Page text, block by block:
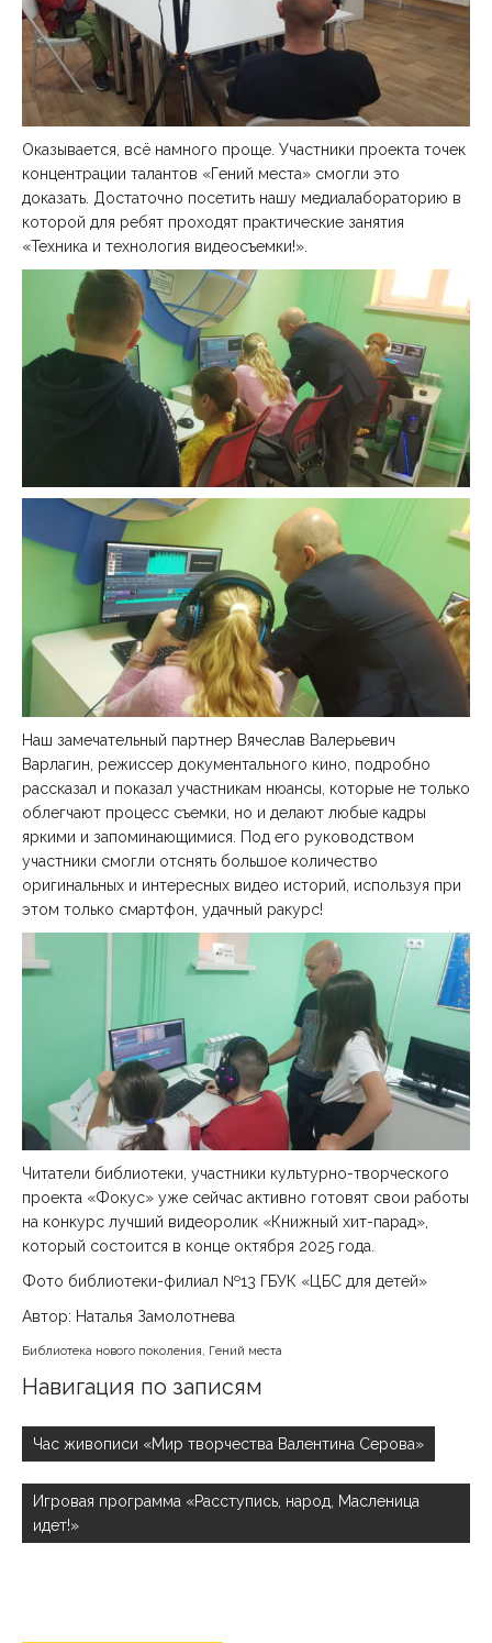
Оказывается, всё намного проще. Участники проекта точек
концентрации талантов «Гений места» смогли это
доказать. Достаточно посетить нашу медиалабораторию в
которой для ребят проходят практические занятия
«Техника и технология видеосъемки!».
Наш замечательный партнер Вячеслав Валерьевич
Варлагин, режиссер документального кино, подробно
рассказал и показал участникам нюансы, которые не только
облегчают процесс съемки, но и делают любые кадры
яркими и запоминающимися. Под его руководством
участники смогли отснять большое количество
оригинальных и интересных видео историй, используя при
этом только смартфон, удачный ракурс!
Читатели библиотеки, участники культурно-творческого
проекта «Фокус» уже сейчас активно готовят свои работы
на конкурс лучший видеоролик «Книжный хит-парад»,
который состоится в конце октября 2025 года.
Фото библиотеки-филиал №13 ГБУК «ЦБС для детей»
Автор: Наталья Замолотнева
Библиотека нового поколения, Гений места
Навигация по записям
Час живописи «Мир творчества Валентина Серова»
Игровая программа «Расступись, народ, Масленица
идет!»